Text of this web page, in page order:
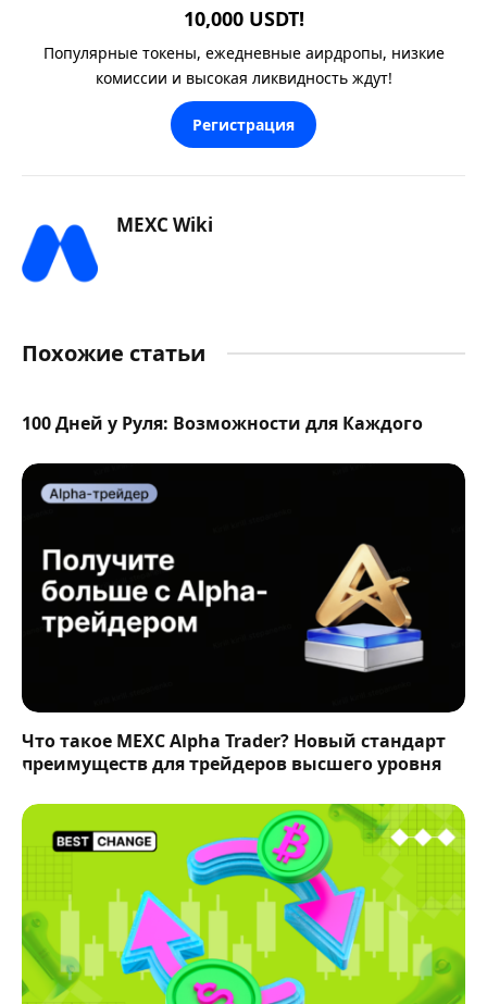
10,000 USDT!
Популярные токены, ежедневные аирдропы, низкие
комиссии и высокая ликвидность ждут!
Регистрация
MEXC Wiki
Похожие статьи
100 Дней у Руля: Возможности для Каждого
Что такое MEXC Alpha Trader? Новый стандарт
преимуществ для трейдеров высшего уровня